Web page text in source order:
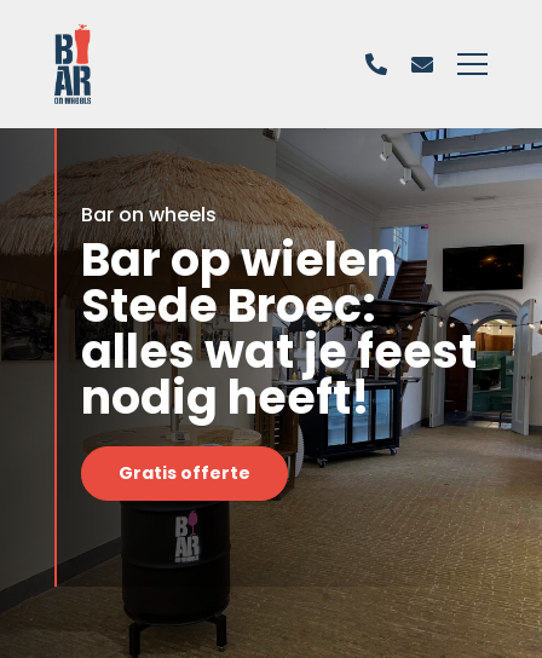
Bar on wheels
Bar op wielen
Stede Broec:
alles wat je feest
nodig heeft!
Gratis offerte